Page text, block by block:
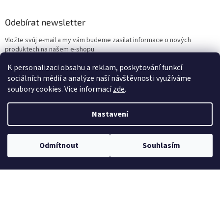
K personalizaci obsahu a reklam, poskytování funkcí
sociálních médií a analýze naší návštěvnosti využíváme
soubory cookies. Více informacízde.
Nastavení
Odmítnout Souhlasím
Odebírat newsletter
Vložte svůj e-mail a my vám budeme zasílat informace o nových
produktech na našem e-shopu.
E-mail
Vložením e-mailu souhlasíte spodmínkami ochrany osobních údajů